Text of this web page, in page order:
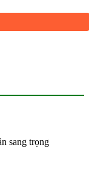
sang trọng